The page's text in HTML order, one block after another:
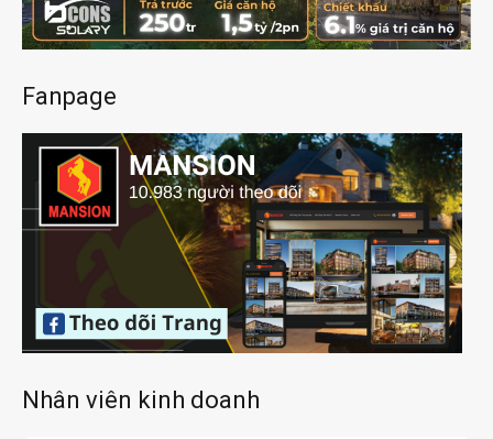
Fanpage
Nhân viên kinh doanh